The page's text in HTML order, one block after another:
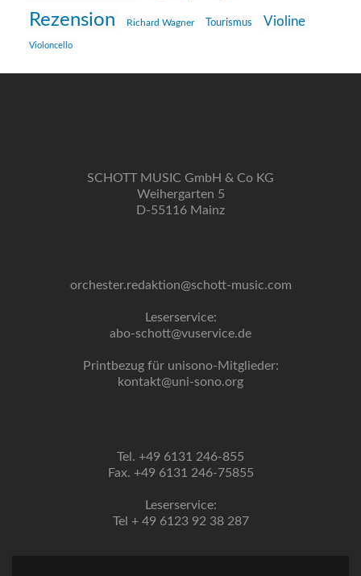
Rezension Richard Wagner Tourismus Violine
Violoncello
SCHOTT MUSIC GmbH & Co KG
Weihergarten 5
D-55116 Mainz
orchester.redaktion@schott-music.com
Leserservice:
abo-schott@vuservice.de
Printbezug für unisono-Mitglieder:
kontakt@uni-sono.org
Tel. +49 6131 246-855
Fax. +49 6131 246-75855
Leserservice:
Tel + 49 6123 92 38 287